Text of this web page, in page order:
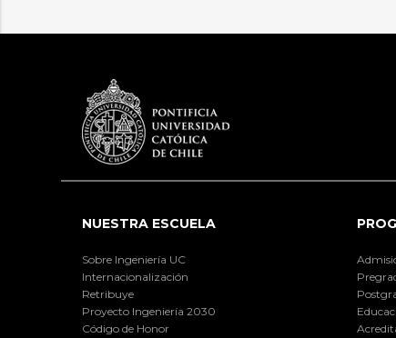
NUESTRA ESCUELA
Sobre Ingeniería UC
Internacionalización
Retribuye
Proyecto Ingeniería 2030
Código de Honor